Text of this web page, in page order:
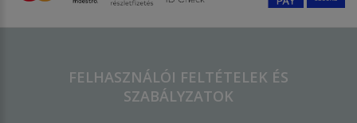
FELHASZNÁLÓI FELTÉTELEK ÉS
SZABÁLYZATOK